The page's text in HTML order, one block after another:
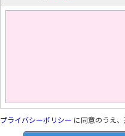
プライバシーポリシー に同意のうえ